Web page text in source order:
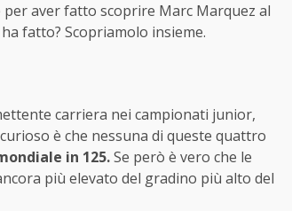
aver fatto scoprire Marc Marquez al
fatto? Scopriamolo insieme.
carriera nei campionati junior,
è che nessuna di queste quattro
in 125.Se però è vero che le
più elevato del gradino più alto del